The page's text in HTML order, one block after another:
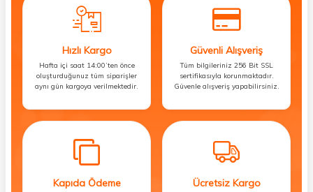
Hızlı Kargo
Hafta içi saat 14:00’ten önce
oluşturduğunuz tüm siparişler
aynı gün kargoya verilmektedir.
Güvenli Alışveriş
Tüm bilgileriniz 256 Bit SSL
sertifikasıyla korunmaktadır.
Güvenle alışveriş yapabilirsiniz.
Kapıda Ödeme Ücretsiz Kargo